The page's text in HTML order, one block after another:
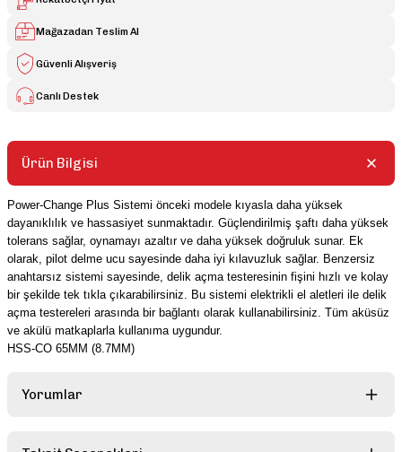
Mağazadan Teslim Al
Güvenli Alışveriş
Canlı Destek
Ürün Bilgisi
Power-Change Plus Sistemi önceki modele kıyasla daha yüksek
dayanıklılık ve hassasiyet sunmaktadır. Güçlendirilmiş şaftı daha yüksek
tolerans sağlar, oynamayı azaltır ve daha yüksek doğruluk sunar. Ek
olarak, pilot delme ucu sayesinde daha iyi kılavuzluk sağlar. Benzersiz
anahtarsız sistemi sayesinde, delik açma testeresinin fişini hızlı ve kolay
bir şekilde tek tıkla çıkarabilirsiniz. Bu sistemi elektrikli el aletleri ile delik
açma testereleri arasında bir bağlantı olarak kullanabilirsiniz. Tüm aküsüz
ve akülü matkaplarla kullanıma uygundur.
HSS-CO 65MM (8.7MM)
Yorumlar